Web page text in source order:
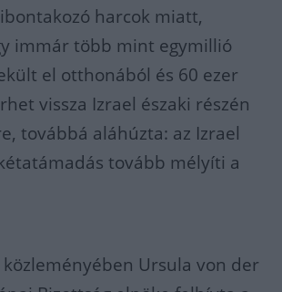
harcok miatt,
immár több mint egymillió
el otthonából és 60 ezer
vissza Izrael északi részén
továbbá aláhúzta: az Izrael
tovább mélyíti a
Ursula von der